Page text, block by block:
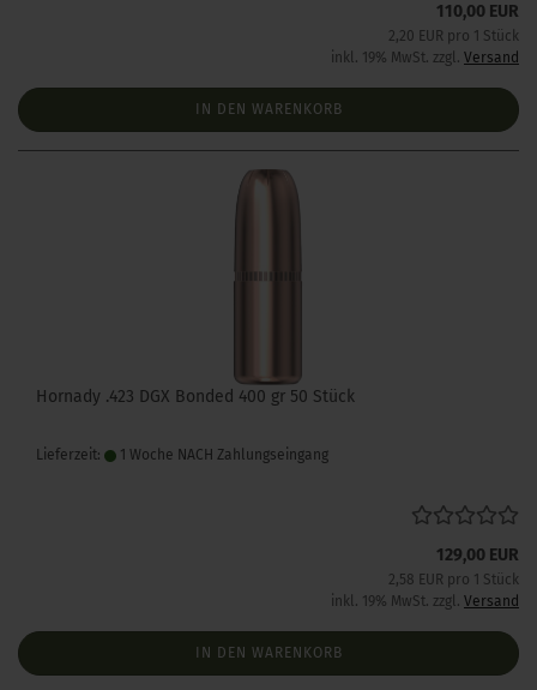
110,00 EUR
2,20 EUR pro 1 Stück
inkl. 19% MwSt. zzgl. Versand
IN DEN WARENKORB
Hornady .423 DGX Bonded 400 gr 50 Stück
Lieferzeit: 1 Woche NACH Zahlungseingang
129,00 EUR
2,58 EUR pro 1 Stück
inkl. 19% MwSt. zzgl. Versand
IN DEN WARENKORB